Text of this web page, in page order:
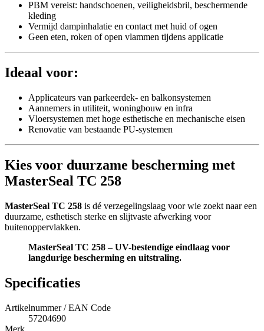
PBM vereist: handschoenen, veiligheidsbril, beschermende
kleding
Vermijd dampinhalatie en contact met huid of ogen
Geen eten, roken of open vlammen tijdens applicatie
Ideaal voor:
Applicateurs van parkeerdek- en balkonsystemen
Aannemers in utiliteit, woningbouw en infra
Vloersystemen met hoge esthetische en mechanische eisen
Renovatie van bestaande PU-systemen
Kies voor duurzame bescherming met
MasterSeal TC 258
MasterSeal TC 258 is dé verzegelingslaag voor wie zoekt naar een
duurzame, esthetisch sterke en slijtvaste afwerking voor
buitenoppervlakken.
MasterSeal TC 258 – UV-bestendige eindlaag voor
langdurige bescherming en uitstraling.
Specificaties
Artikelnummer / EAN Code
57204690
Merk